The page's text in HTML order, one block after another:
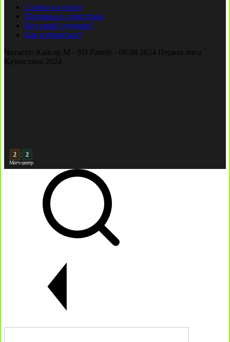
Ставки на спорт
Причины и симптомы
Кто такой лудоман?
Как избавиться?
Читаете: Кайсар М - SD Family - 09.08.2024 Первая лига
Казахстана 2024
3 : 3
Матч-центр